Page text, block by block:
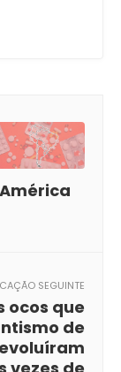
SEGUINTE
ocos que
de